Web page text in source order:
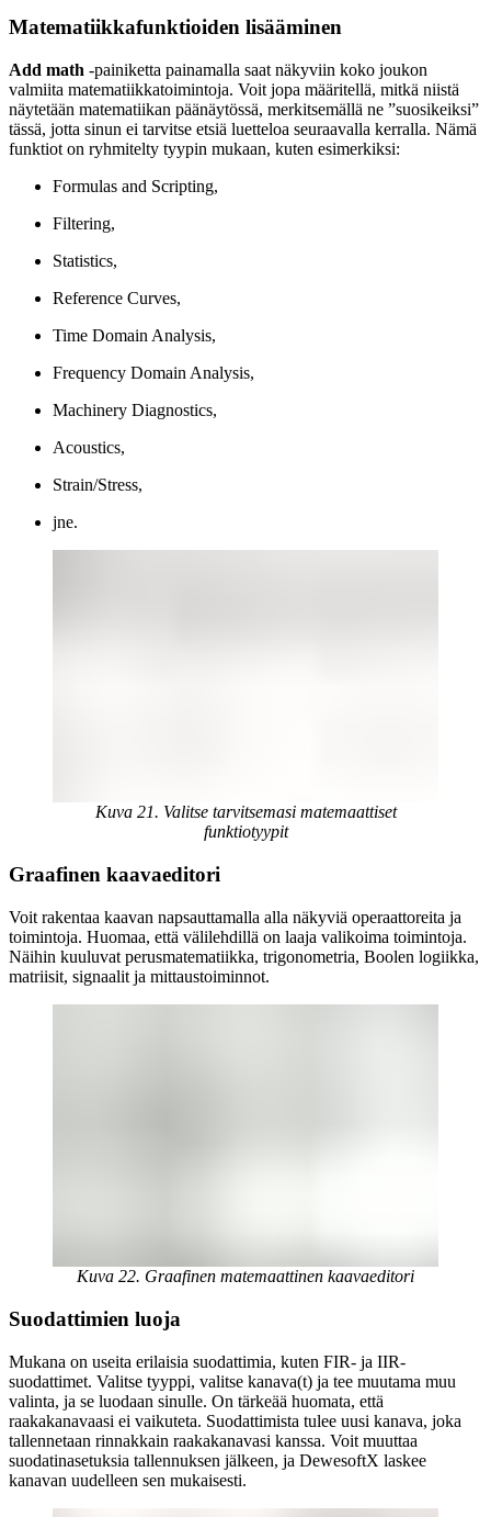
Matematiikkafunktioiden lisääminen
Add math -painiketta painamalla saat näkyviin koko joukon
valmiita matematiikkatoimintoja. Voit jopa määritellä, mitkä niistä
näytetään matematiikan päänäytössä, merkitsemällä ne ”suosikeiksi”
tässä, jotta sinun ei tarvitse etsiä luetteloa seuraavalla kerralla. Nämä
funktiot on ryhmitelty tyypin mukaan, kuten esimerkiksi:
Formulas and Scripting,
Filtering,
Statistics,
Reference Curves,
Time Domain Analysis,
Frequency Domain Analysis,
Machinery Diagnostics,
Acoustics,
Strain/Stress,
jne.
Kuva 21. Valitse tarvitsemasi matemaattiset
funktiotyypit
Graafinen kaavaeditori
Voit rakentaa kaavan napsauttamalla alla näkyviä operaattoreita ja
toimintoja. Huomaa, että välilehdillä on laaja valikoima toimintoja.
Näihin kuuluvat perusmatematiikka, trigonometria, Boolen logiikka,
matriisit, signaalit ja mittaustoiminnot.
Kuva 22. Graafinen matemaattinen kaavaeditori
Suodattimien luoja
Mukana on useita erilaisia suodattimia, kuten FIR- ja IIR-
suodattimet. Valitse tyyppi, valitse kanava(t) ja tee muutama muu
valinta, ja se luodaan sinulle. On tärkeää huomata, että
raakakanavaasi ei vaikuteta. Suodattimista tulee uusi kanava, joka
tallennetaan rinnakkain raakakanavasi kanssa. Voit muuttaa
suodatinasetuksia tallennuksen jälkeen, ja DewesoftX laskee
kanavan uudelleen sen mukaisesti.